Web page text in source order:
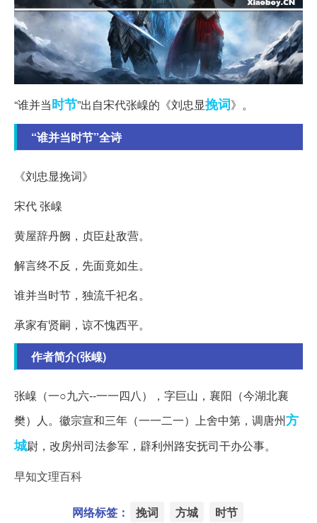
“谁并当时节”出自宋代张嵲的《刘忠显挽词》。
“谁并当时节”全诗
《刘忠显挽词》
宋代 张嵲
黄屋辞丹阙，贞臣赴敌营。
解言终不反，先面竟如生。
谁并当时节，独流千祀名。
承家有贤嗣，谅不愧西平。
作者简介(张嵲)
张嵲（一○九六--一一四八），字巨山，襄阳（今湖北襄
樊）人。徽宗宣和三年（一一二一）上舍中第，调唐州方
城尉，改房州司法参军，辟利州路安抚司干办公事。
早知文理百科
网络标签： 挽词 方城 时节